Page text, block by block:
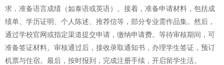
求，准备语言成绩（如泰语或英语）。接着，准备申请材料，包括成
绩单、学历证明、个人陈述、推荐信等，部分专业需作品集。然后，
通过学校官网或指定渠道提交申请，缴纳申请费。等待审核期间，可
准备签证材料。审核通过后，接收录取通知书，办理学生签证，预订
机票与住宿。最后，按时报到，完成注册手续，开启留学生活。